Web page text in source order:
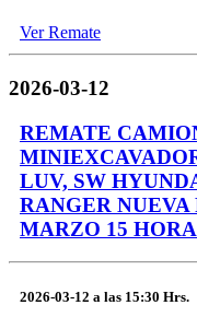
Ver Remate
2026-03-12
REMATE
LUV, SW
RANGER
MARZO 15
2026-03-12 a las 15:30 Hrs.